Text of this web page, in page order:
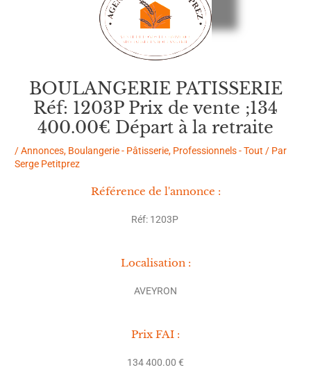
BOULANGERIE PATISSERIE
Réf: 1203P Prix de vente ;134
400.00€ Départ à la retraite
/Annonces, Boulangerie - Pâtisserie, Professionnels - Tout / Par
Serge Petitprez
Référence de l'annonce :
Réf: 1203P
Localisation :
AVEYRON
Prix FAI :
134 400.00 €